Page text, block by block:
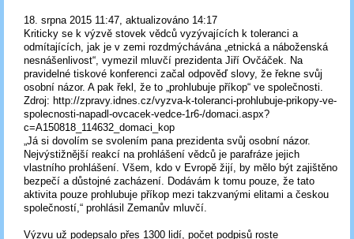
18. srpna 2015 11:47, aktualizováno 14:17
Kriticky se k výzvě stovek vědců vyzývajících k toleranci a
odmítajících, jak je v zemi rozdmýchávána „etnická a náboženská
nesnášenlivost“, vymezil mluvčí prezidenta Jiří Ovčáček. Na
pravidelné tiskové konferenci začal odpověď slovy, že řekne svůj
osobní názor. A pak řekl, že to „prohlubuje příkop“ ve společnosti.
Zdroj: http://zpravy.idnes.cz/vyzva-k-toleranci-prohlubuje-prikopy-ve-
spolecnosti-napadl-ovcacek-vedce-1r6-/domaci.aspx?
c=A150818_114632_domaci_kop
„Já si dovolím se svolením pana prezidenta svůj osobní názor.
Nejvýstižnější reakcí na prohlášení vědců je parafráze jejich
vlastního prohlášení. Všem, kdo v Evropě žijí, by mělo být zajištěno
bezpečí a důstojné zacházení. Dodávám k tomu pouze, že tato
aktivita pouze prohlubuje příkop mezi takzvanými elitami a českou
společností,“ prohlásil Zemanův mluvčí.
Výzvu už podepsalo přes 1300 lidí, počet podpisů roste